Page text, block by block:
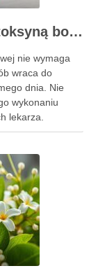
Czego unikać po zabiegu z toksyną botulinową?
nie wymaga
wraca do
dnia. Nie
wykonaniu
lekarza.
dla